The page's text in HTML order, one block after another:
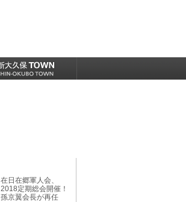
在日在郷軍人会、
2018定期総会開催！
孫京翼会長が再任